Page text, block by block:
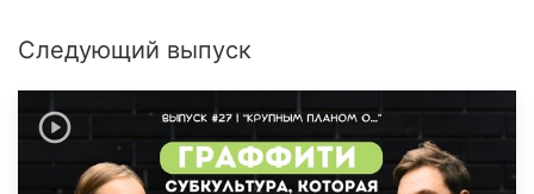
Следующий выпуск